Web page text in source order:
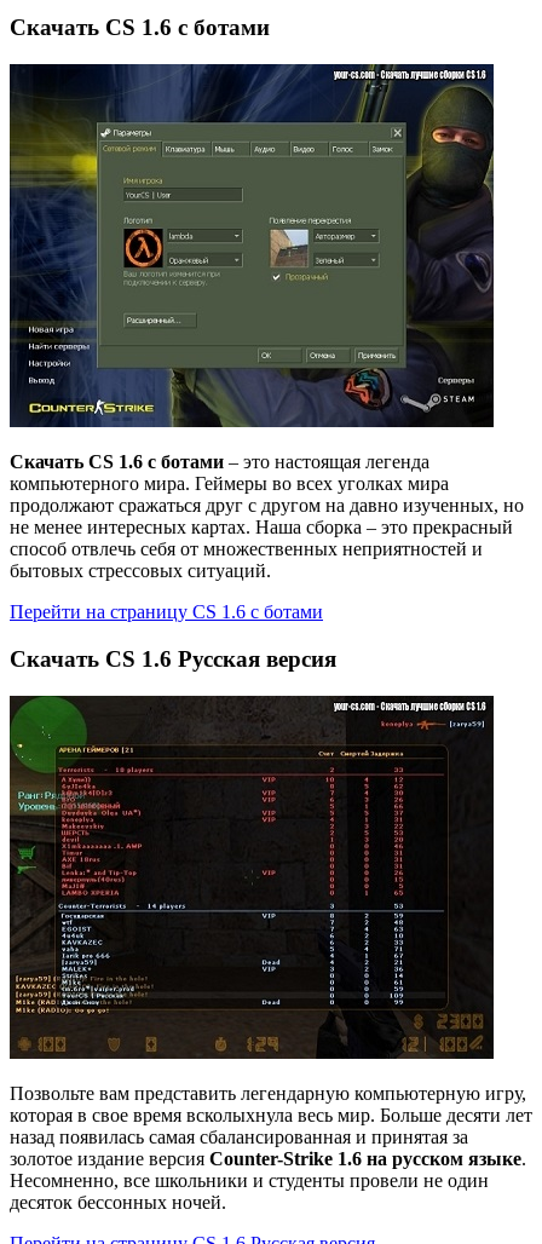
Скачать СS 1.6 с ботами
Скачать CS 1.6 с ботами – это настоящая легенда
компьютерного мира. Геймеры во всех уголках мира
продолжают сражаться друг с другом на давно изученных, но
не менее интересных картах. Наша сборка – это прекрасный
способ отвлечь себя от множественных неприятностей и
бытовых стрессовых ситуаций.
Перейти на страницу CS 1.6 с ботами
Скачать CS 1.6 Русская версия
Позвольте вам представить легендарную компьютерную игру,
которая в свое время всколыхнула весь мир. Больше десяти лет
назад появилась самая сбалансированная и принятая за
золотое издание версия Counter-Strike 1.6 на русском языке.
Несомненно, все школьники и студенты провели не один
десяток бессонных ночей.